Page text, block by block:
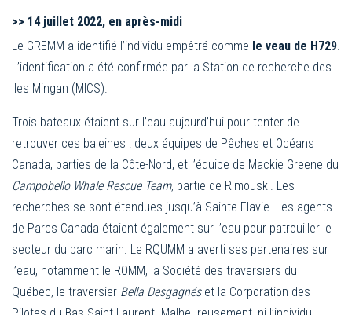
>> 14 juillet 2022, en après-midi
Le GREMM a identifié l’individu empêtré comme le veau de H729.
L’identification a été confirmée par la Station de recherche des
Iles Mingan (MICS).
Trois bateaux étaient sur l’eau aujourd’hui pour tenter de
retrouver ces baleines : deux équipes de Pêches et Océans
Canada, parties de la Côte-Nord, et l’équipe de Mackie Greene du
Campobello Whale Rescue Team, partie de Rimouski. Les
recherches se sont étendues jusqu’à Sainte-Flavie. Les agents
de Parcs Canada étaient également sur l’eau pour patrouiller le
secteur du parc marin. Le RQUMM a averti ses partenaires sur
l’eau, notamment le ROMM, la Société des traversiers du
Québec, le traversier Bella Desgagnéset la Corporation des